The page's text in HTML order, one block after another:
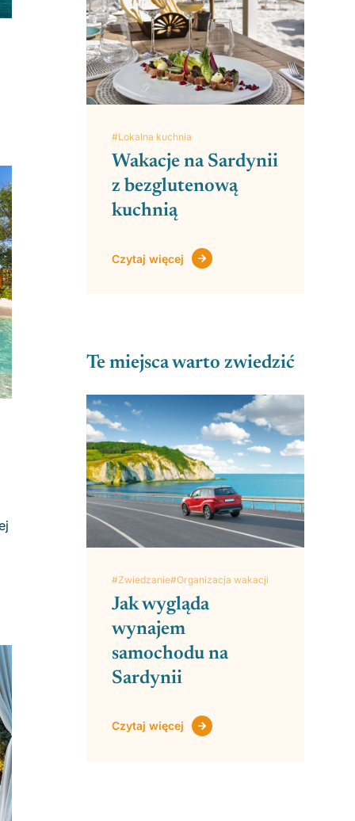
#Lokalna kuchnia
Wakacje na Sardynii
z bezglutenową
kuchnią
Czytaj więcej
Te miejsca warto zwiedzić
#Zwiedzanie#Organizacja wakacji
Jak wygląda
wynajem
samochodu na
Sardynii
Czytaj więcej